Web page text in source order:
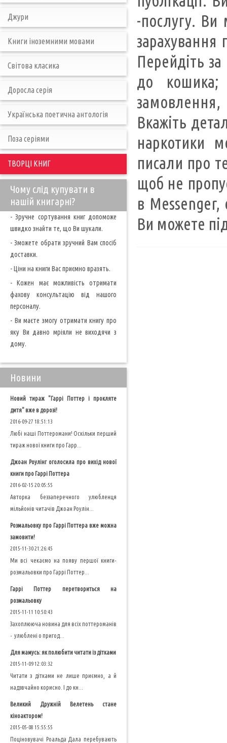
-послугу. Ви
Перейдіть
до кошика;
замовлення,
Вкажіть
наркотики
писали про
щоб не
в
Ви можете
Джури
Книги іноземними мовами
Світова класика
Доросла серія
Українська поетична антологія
Поза серіями
ТВОРЦІ КНИГ
Чому слід купувати в
нашій книгарні?
- Зручне сортування книг допоможе
швидко знайти те, що Ви шукали.
- Зможете обрати зручний Вам спосіб
доставки.
- Ціни на книги Вас приємно вразять.
- Кожен має можливість отримати
фахову консультацію від нашого
персоналу.
- Ви маєте змогу отримати книгу про
яку Ви давно мріяли не виходячи з
дому.
Новини
Новий тираж "Гаррі Поттер і прокляте
дитя" вже в дорозі!
2016-09-27 18:51:13
Любі наші Поттеромани! Оскільки перший
тираж нової книги про Гарр...
Джоан Роулінг оголосила про вихід нової
книги про Гаррі Поттера
2016-02-15 20:05:55
Авторка беззаперечного улюбленця
мільйонів читачів Джоан Роулін...
Розмальовку про Гаррі Поттера вже можна
замовити!
2015-11-30 21:26:45
Ми всі чекаємо на появу першої книги-
розмальовки про Гаррі Поттер...
Гаррі Поттер перетвориться на
розмальовку
2015-11-11 10:50:43
Захоплююча новина для всіх поттероманів
- улюблені о пригод...
Для мамусь: як полюбити читати із дітками
2015-11-09 12:03:32
Читати з дітками не лише приємно, а й
надзвчайно корисно. І до кн...
Великий Дружній Велетень стане
кіноактором!
2015-05-08 15:55:55
Поціновувачі Роальда Дала перебувають